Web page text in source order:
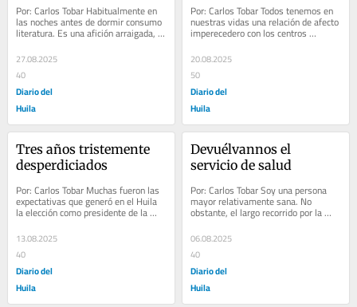
Por: Carlos Tobar Habitualmente en
las noches antes de dormir consumo
literatura. Es una afición arraigada,
tanto que se vuelve una necesidad.
En mi...
27.08.2025
40
Diario del
Huila
Por: Carlos Tobar Todos tenemos en
nuestras vidas una relación de afecto
imperecedero con los centros
educativos donde nos formamos. Yo,
por ejemplo,...
20.08.2025
50
Diario del
Huila
Tres años tristemente
desperdiciados
Por: Carlos Tobar Muchas fueron las
expectativas que generó en el Huila
la elección como presidente de la
república de Gustavo Petro. Aunque
no...
13.08.2025
40
Diario del
Huila
Devuélvannos el
servicio de salud
Por: Carlos Tobar Soy una persona
mayor relativamente sana. No
obstante, el largo recorrido por la
vida deja en todo organismo secuelas
naturales. Con...
06.08.2025
40
Diario del
Huila